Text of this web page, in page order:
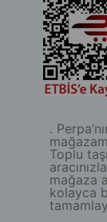
.
Toplu
mağaza
kolayca